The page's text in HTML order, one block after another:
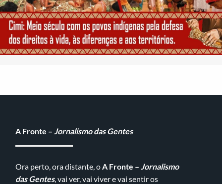
A Fronte – Jornalismo das Gentes
Ora perto, ora distante, oA Fronte – Jornalismo
das Gentes, vai ver, vai viver e vai sentir os